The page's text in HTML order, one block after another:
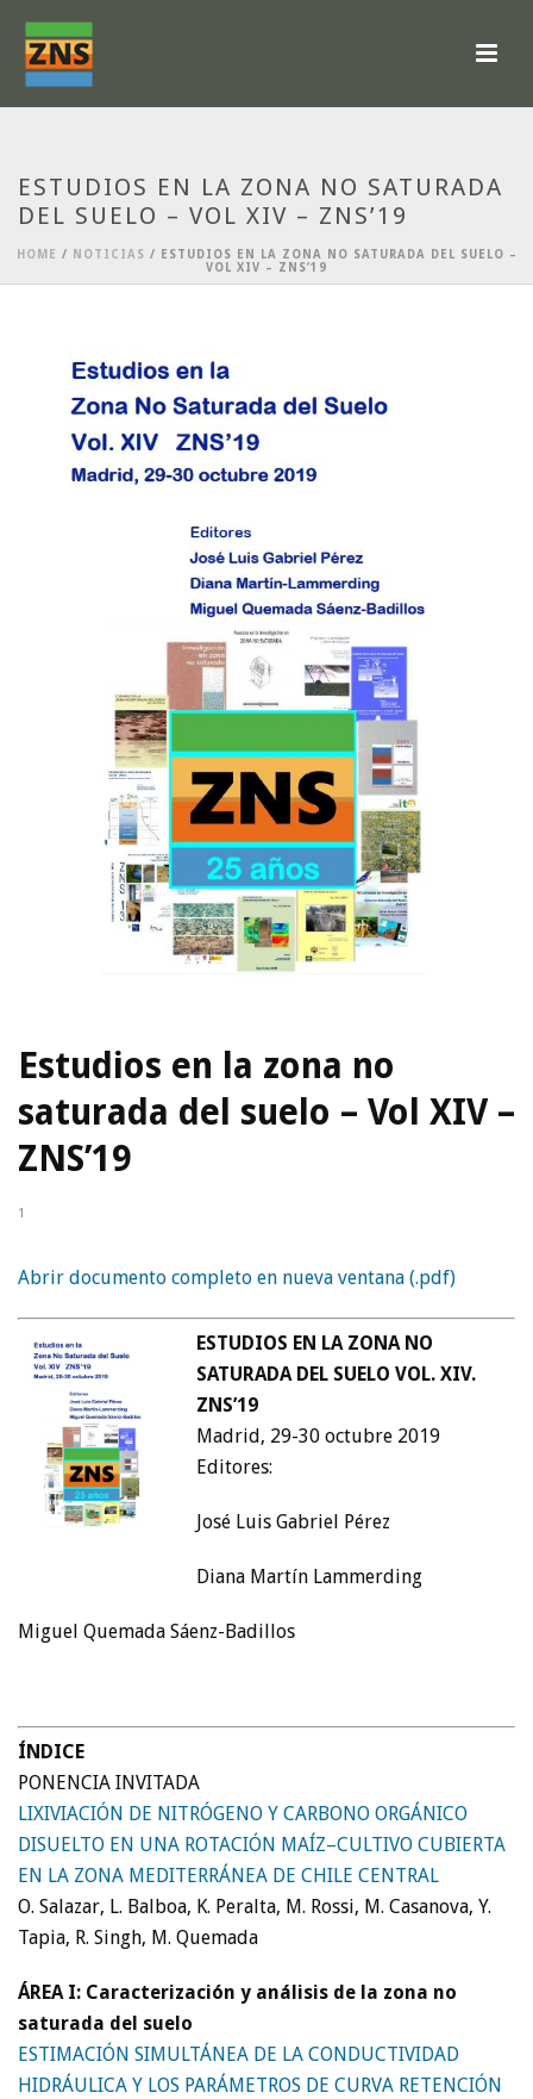
ESTUDIOS EN LA ZONA NO SATURADA
DEL SUELO – VOL XIV – ZNS’19
HOME / NOTICIAS / ESTUDIOS EN LA ZONA NO SATURADA DEL SUELO –
VOL XIV – ZNS’19
Estudios en la zona no
saturada del suelo – Vol XIV –
ZNS’19
1
Abrir documento completo en nueva ventana (.pdf)
ESTUDIOS EN LA ZONA NO
SATURADA DEL SUELO VOL. XIV.
ZNS’19
Madrid, 29-30 octubre 2019
Editores:
José Luis Gabriel Pérez
Diana Martín Lammerding
Miguel Quemada Sáenz-Badillos
ÍNDICE
PONENCIA INVITADA
LIXIVIACIÓN DE NITRÓGENO Y CARBONO ORGÁNICO
DISUELTO EN UNA ROTACIÓN MAÍZ–CULTIVO CUBIERTA
EN LA ZONA MEDITERRÁNEA DE CHILE CENTRAL
O. Salazar, L. Balboa, K. Peralta, M. Rossi, M. Casanova, Y.
Tapia, R. Singh, M. Quemada
ÁREA I: Caracterización y análisis de la zona no
saturada del suelo
ESTIMACIÓN SIMULTÁNEA DE LA CONDUCTIVIDAD
HIDRÁULICA Y LOS PARÁMETROS DE CURVA RETENCIÓN